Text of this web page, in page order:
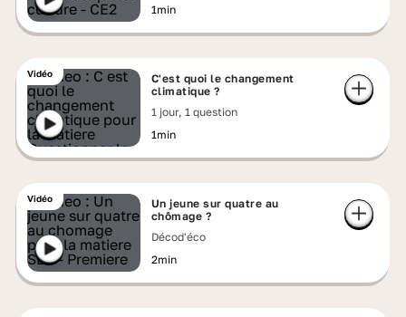
1min
Vidéo
C'est quoi le changement
climatique ?
1 jour, 1 question
1min
Vidéo
Un jeune sur quatre au
chômage ?
Décod'éco
2min